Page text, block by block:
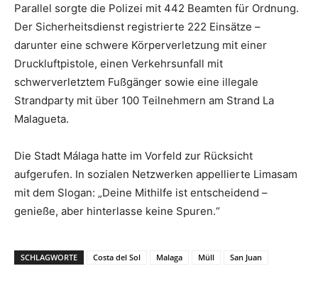
Parallel sorgte die Polizei mit 442 Beamten für Ordnung.
Der Sicherheitsdienst registrierte 222 Einsätze –
darunter eine schwere Körperverletzung mit einer
Druckluftpistole, einen Verkehrsunfall mit
schwerverletztem Fußgänger sowie eine illegale
Strandparty mit über 100 Teilnehmern am Strand La
Malagueta.
Die Stadt Málaga hatte im Vorfeld zur Rücksicht
aufgerufen. In sozialen Netzwerken appellierte Limasam
mit dem Slogan: „Deine Mithilfe ist entscheidend –
genieße, aber hinterlasse keine Spuren.“
SCHLAGWORTE Costa del Sol Malaga Müll San Juan